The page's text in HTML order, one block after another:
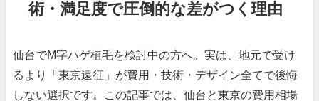
術・満足度で圧倒的な差がつく理由
仙台でM字ハゲ植毛を検討中の方へ。実は、地元で受け
るより「東京遠征」が費用・技術・デザイン全てで後悔
しない選択です。この記事では、仙台と東京の費用相場